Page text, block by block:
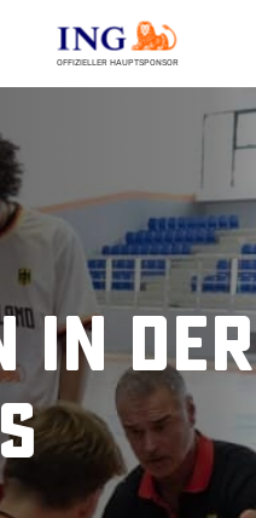
OFFIZIELLER HAUPTSPONSOR
in der